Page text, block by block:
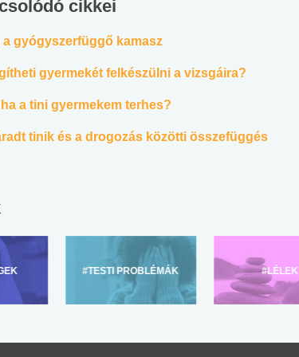
cikkei
a gyógyszerfüggő kamasz
gyermekét felkészülni a vizsgáira?
a tini gyermekem terhes?
tinik és a drogozás közötti összefüggés
#TESTI PROBLÉMÁK #LÉLEK